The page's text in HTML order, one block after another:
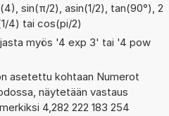
sin(π/2), asin(1/2), tan(90°), 2
4) tai cos(pi/2)
myös '4 exp 3' tai '4 pow
asetettu kohtaan Numerot
näytetään vastaus
4,282 222 183 254